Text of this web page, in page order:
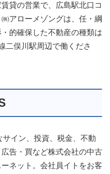
貸の営業で、広島駅北口コ
アローメゾングは、任・綱
的確保した不動産の種類は
二俣川駅周辺で働くださ
イン、投資、税金、不動
告・買など株式会社の中古
ネット。会社員イトをお客